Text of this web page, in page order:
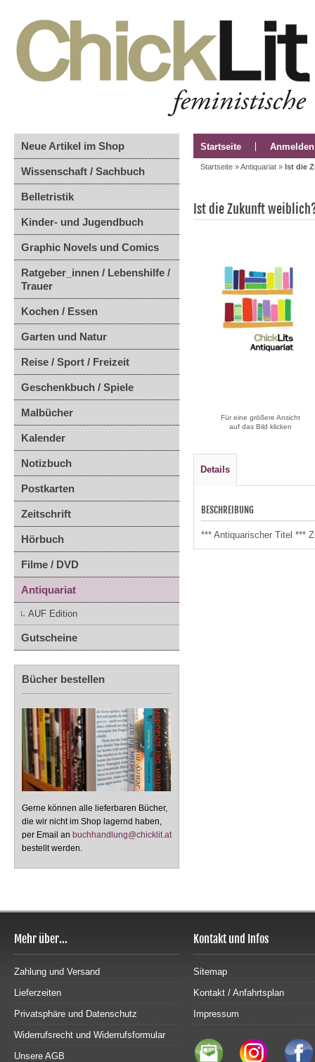
Neue Artikel im Shop
Wissenschaft / Sachbuch
Belletristik
Kinder- und Jugendbuch
Graphic Novels und Comics
Ratgeber_innen / Lebenshilfe /
Trauer
Kochen / Essen
Garten und Natur
Reise / Sport / Freizeit
Geschenkbuch / Spiele
Malbücher
Kalender
Notizbuch
Postkarten
Zeitschrift
Hörbuch
Filme / DVD
Antiquariat
AUF Edition
Gutscheine
Bücher bestellen
Gerne können alle lieferbaren Bücher,
die wir nicht im Shop lagernd haben,
per Email an buchhandlung@chicklit.at
bestellt werden.
Startseite Anmelden
Startseite »Antiquariat » Ist die
Ist die Zukunft
Für eine größere Ansicht
auf das Bild klicken
Details
BESCHREIBUNG
*** Antiquarischer Titel ***
Mehr über...
Zahlung und Versand
Lieferzeiten
Privatsphäre und Datenschutz
Widerrufsrecht und Widerrufsformular
Unsere AGB
Kontakt und Infos
Sitemap
Kontakt / Anfahrtsplan
Impressum